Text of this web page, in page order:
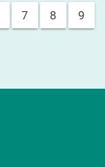
7 8 9